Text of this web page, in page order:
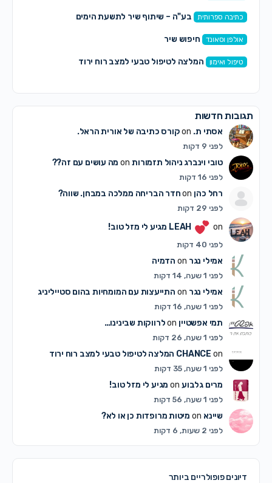
כתיבה ספרותית בע"ה – שיתוף שיר לתשעת הימים
אולפן וסאונד חיפוש שיר
טיפול ואימון המלצה לטיפול טבעי למצב רוח ירוד
תגובות חדשות
אסתי ת.on קורס כתיבה של אורית הראל.
לפני 9 דקות
טובי וינברג ניהול תזמורותon מה עושים עם זה??
לפני 16 דקות
רחל כהןon חדר הבריחה ממלכה במבחן. שווה?
לפני 29 דקות
LEAH on מגיע לי מזל טוב!
לפני 40 דקות
אמילי נגרon הדמיה
לפני 1 שעה, 14 דקות
אמילי נגרon התייעצות עם המומחיות בהום סטייליניג
לפני 1 שעה, 16 דקות
תמי אפשטייןon לרווקות שבינינו…
לפני 1 שעה, 26 דקות
CHANCEon המלצה לטיפול טבעי למצב רוח ירוד
לפני 1 שעה, 35 דקות
מרים גלבועon מגיע לי מזל טוב!
לפני 1 שעה, 56 דקות
שיינאon מיטות מרופדות כן או לא?
לפני 2 שעות, 6 דקות
דיונים פופולריים ביותר